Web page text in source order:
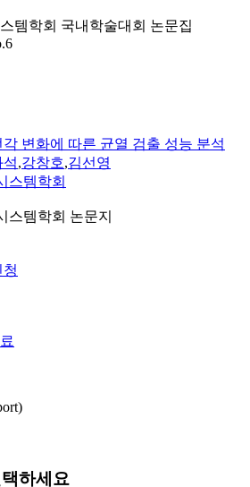
템학회 국내학술대회 논문집
변화에 따른 균열 검출 성능 분석
석,강창호,김선영
스템학회
스템학회 논문지
하세요